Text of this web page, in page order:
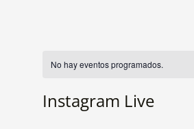
No hay eventos programados.
Instagram Live